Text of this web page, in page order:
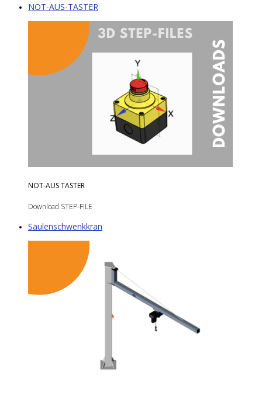
NOT-AUS-TASTER
NOT-AUS TASTER
Download STEP-FILE
Säulenschwenkkran